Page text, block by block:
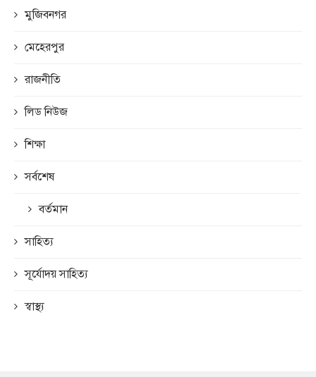
মুজিবনগর
মেহেরপুর
রাজনীতি
লিড নিউজ
শিক্ষা
সর্বশেষ
বর্তমান
সাহিত্য
সূর্যোদয় সাহিত্য
স্বাস্থ্য